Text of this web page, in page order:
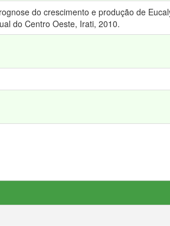
do crescimento e produção de
do Centro Oeste, Irati, 2010.